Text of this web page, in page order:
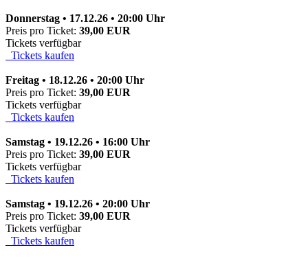
Donnerstag • 17.12.26 • 20:00 Uhr
Preis pro Ticket: 39,00 EUR
Tickets verfügbar
Tickets kaufen
Freitag • 18.12.26 • 20:00 Uhr
Preis pro Ticket: 39,00 EUR
Tickets verfügbar
Tickets kaufen
Samstag • 19.12.26 • 16:00 Uhr
Preis pro Ticket: 39,00 EUR
Tickets verfügbar
Tickets kaufen
Samstag • 19.12.26 • 20:00 Uhr
Preis pro Ticket: 39,00 EUR
Tickets verfügbar
Tickets kaufen